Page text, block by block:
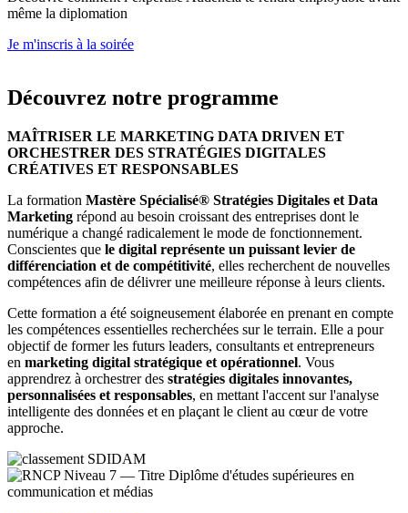
même la diplomation
Je m'inscris à la soirée
Découvrez notre programme
MAÎTRISER LE MARKETING DATA DRIVEN ET
ORCHESTRER DES STRATÉGIES DIGITALES
CRÉATIVES ET RESPONSABLES
La formation Mastère Spécialisé® Stratégies Digitales et Data
Marketing répond au besoin croissant des entreprises dont le
numérique a changé radicalement le mode de fonctionnement.
Conscientes que le digital représente un puissant levier de
différenciation et de compétitivité, elles recherchent de nouvelles
compétences afin de délivrer une meilleure réponse à leurs clients.
Cette formation a été soigneusement élaborée en prenant en compte
les compétences essentielles recherchées sur le terrain. Elle a pour
objectif de former les futurs leaders, consultants et entrepreneurs
en marketing digital stratégique et opérationnel. Vous
apprendrez à orchestrer des stratégies digitales innovantes,
personnalisées et responsables, en mettant l'accent sur l'analyse
intelligente des données et en plaçant le client au cœur de votre
approche.